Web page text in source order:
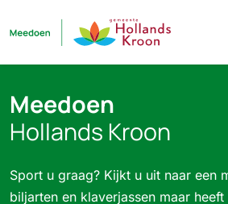
Meedoen
Meedoen
Hollands Kroon
Sport u graag? Kijkt u uit naar een
biljarten en klaverjassen maar